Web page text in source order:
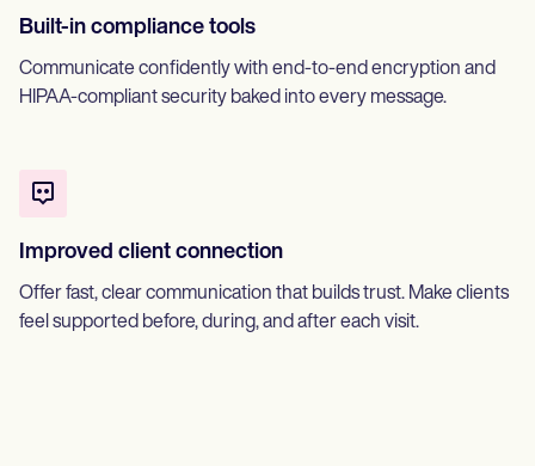
Built-in compliance tools
Communicate confidently with end-to-end encryption and
HIPAA-compliant security baked into every message.
Improved client connection
Offer fast, clear communication that builds trust. Make clients
feel supported before, during, and after each visit.